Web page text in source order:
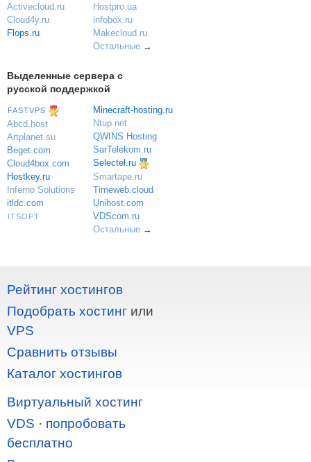
Activecloud.ru
Cloud4y.ru
Flops.ru
Hostpro.ua
infobox.ru
Makecloud.ru
Остальные→
Выделенные сервера с
русской поддержкой
FASTVPS
Abcd.host
Artplanet.su
Beget.com
Cloud4box.com
Hostkey.ru
Inferno Solutions
itldc.com
ITSOFT
Minecraft-hosting.ru
Ntup.net
QWINS Hosting
SarTelekom.ru
Selectel.ru
Smartape.ru
Timeweb.cloud
Unihost.com
VDScom.ru
Остальные→
Рейтинг хостингов
Подобрать хостинг или
VPS
Сравнить отзывы
Каталог хостингов
Виртуальный хостинг
VDS · попробовать
бесплатно